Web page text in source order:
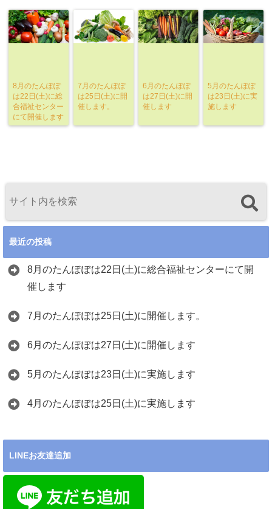
8月のたんぽぽ
は22日(土)に総
合福祉センター
にて開催します
7月のたんぽぽ
は25日(土)に開
催します。
6月のたんぽぽ
は27日(土)に開
催します
5月のたんぽぽ
は23日(土)に実
施します
最近の投稿
8月のたんぽぽは22日(土)に総合福祉センターにて開
催します
7月のたんぽぽは25日(土)に開催します。
6月のたんぽぽは27日(土)に開催します
5月のたんぽぽは23日(土)に実施します
4月のたんぽぽは25日(土)に実施します
LINEお友達追加